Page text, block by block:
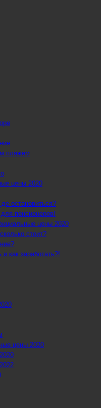
пляжем
цены 2020
остановиться?
пенсионеров!
цены 2020
стоит?
как заработать?!
цены 2020